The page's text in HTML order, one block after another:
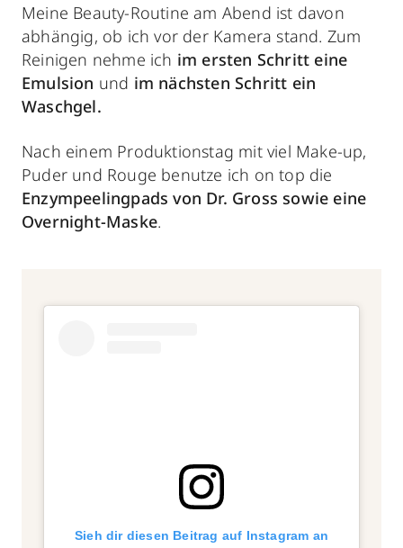
Meine Beauty-Routine am Abend ist davon
abhängig, ob ich vor der Kamera stand. Zum
Reinigen nehme ich im ersten Schritt eine
Emulsion und im nächsten Schritt ein
Waschgel.
Nach einem Produktionstag mit viel Make-up,
Puder und Rouge benutze ich on top die
Enzympeelingpads von Dr. Gross sowie eine
Overnight-Maske.
Sieh dir diesen Beitrag auf Instagram an